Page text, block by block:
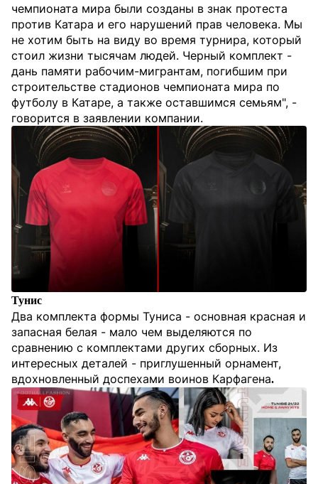
чемпионата мира были созданы в знак протеста
против Катара и его нарушений прав человека. Мы
не хотим быть на виду во время турнира, который
стоил жизни тысячам людей. Черный комплект -
дань памяти рабочим-мигрантам, погибшим при
строительстве стадионов чемпионата мира по
футболу в Катаре, а также оставшимся семьям", -
говорится в заявлении компании.
Тунис
Два комплекта формы Туниса - основная красная и
запасная белая - мало чем выделяются по
сравнению с комплектами других сборных. Из
интересных деталей - приглушенный орнамент,
вдохновленный доспехами воинов Карфагена.